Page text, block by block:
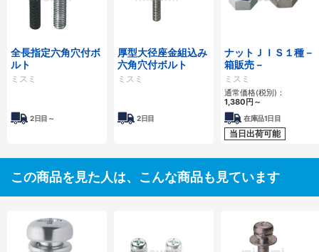
全長指定六角穴付ボ
ルト
ミスミ
2日目～
厚型大径座金組込み
六角穴付ボルト
ミスミ
2日目
ナットＪＩＳ１種－
箱販売－
ミスミ
通常価格(税別)：
1,380円～
在庫品1日目
当日出荷可能
この商品を見た人は、こんな商品も見ています